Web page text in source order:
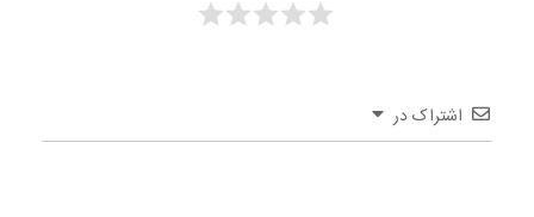
اشتراک در